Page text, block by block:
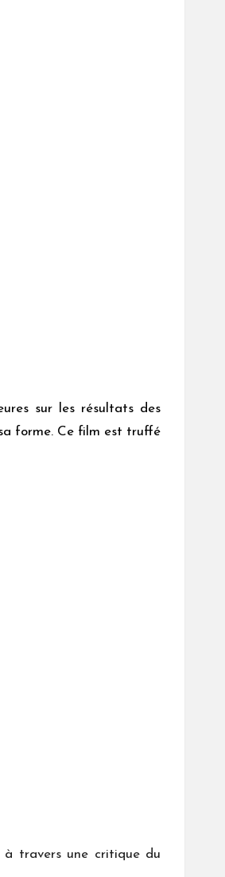
sur les résultats des
forme. Ce film est truffé
travers une critique du